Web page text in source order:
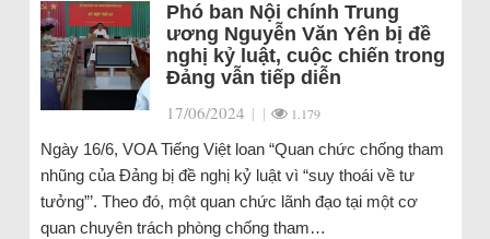
Phó ban Nội chính Trung
ương Nguyễn Văn Yên bị đề
nghị kỷ luật, cuộc chiến trong
Đảng vẫn tiếp diễn
17/06/2024 | | 1.179
Ngày 16/6, VOA Tiếng Việt loan “Quan chức chống tham
nhũng của Đảng bị đề nghị kỷ luật vì “suy thoái về tư
tưởng”’. Theo đó, một quan chức lãnh đạo tại một cơ
quan chuyên trách phòng chống tham…